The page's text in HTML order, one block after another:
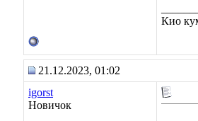
Кио
21.12.2023, 01:02
igorst
Новичок